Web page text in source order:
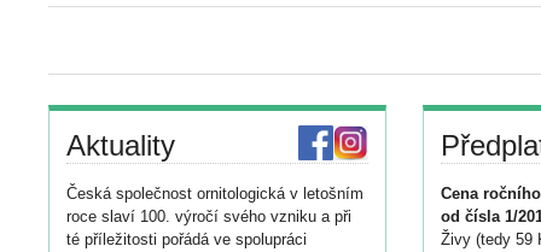
Aktuality
Česká společnost ornitologická v letošním
roce slaví 100. výročí svého vzniku a při
té příležitosti pořádá ve spolupráci
Cena
od čísla 1/
Živy (tedy 59